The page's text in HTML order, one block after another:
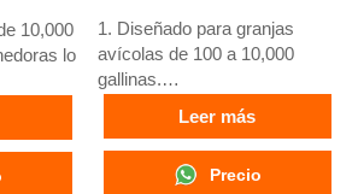
10,000
lo
25
1. Diseñado para granjas
avícolas de 100 a 10,000
gallinas.
2. Cría de pollos de 12 o 16
semanas para puesta de
huevos.
3. Vida útil de más de 25
Leer más
Precio